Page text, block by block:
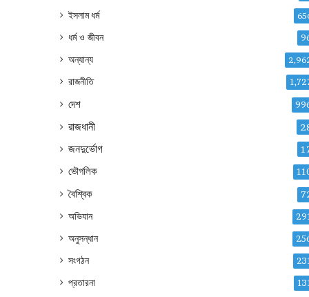
ইসলাম ধর্ম
ধর্ম ও জীবন
অন্যান্য
রাজনীতি
দেশ
রাজধানী
জনদুর্ভোগ
ভৌগলিক
বৈশ্বিক
অভিযান 291
অনুসন্ধান
সংগঠন 231
প্রতারনা 131